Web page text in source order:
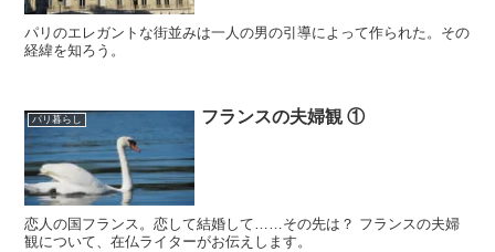
パリのエレガントな街並みは一人の男の引導によって作られた。その
経緯を知ろう。
パリ暮らし フランスの夫婦観 ①
恋人の国フランス。恋して結婚して……その先は？ フランスの夫婦
観について、在仏ライターがお伝えします。